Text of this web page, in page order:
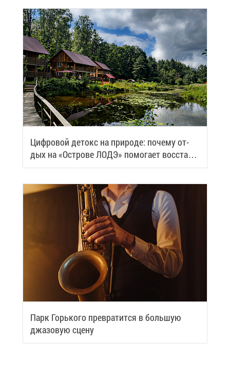
Циф­ро­вой де­токс на при­ро­де: по­че­му от­
дых на «Ост­ро­ве ЛОДЭ» по­мо­га­ет вос­ста­но­
вить си­лы
Парк Горь­ко­го пре­вра­тит­ся в боль­шую
джа­зо­вую сце­ну